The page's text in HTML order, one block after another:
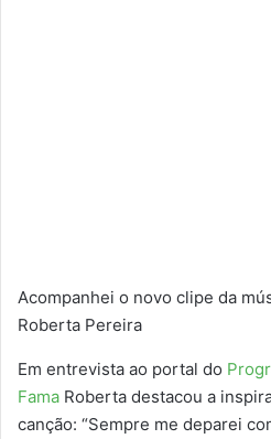
Acompanhei o novo clipe da
Roberta Pereira
Em entrevista ao portal do
Fama Roberta destacou a
canção: “Sempre me deparei